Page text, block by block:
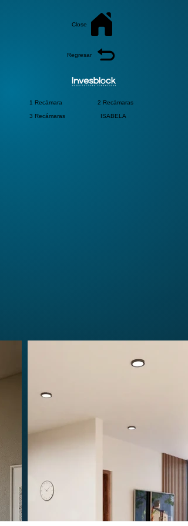
Close
Regresar
1 Recámara 2 Recámaras
3 Recámaras ISABELA